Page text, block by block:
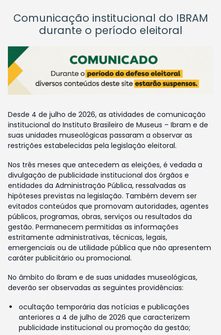
Comunicação institucional do IBRAM
durante o período eleitoral
Desde 4 de julho de 2026, as atividades de comunicação
institucional do Instituto Brasileiro de Museus – Ibram e de
suas unidades museológicas passaram a observar as
restrições estabelecidas pela legislação eleitoral.
Nos três meses que antecedem as eleições, é vedada a
divulgação de publicidade institucional dos órgãos e
entidades da Administração Pública, ressalvadas as
hipóteses previstas na legislação. Também devem ser
evitados conteúdos que promovam autoridades, agentes
públicos, programas, obras, serviços ou resultados da
gestão. Permanecem permitidas as informações
estritamente administrativas, técnicas, legais,
emergenciais ou de utilidade pública que não apresentem
caráter publicitário ou promocional.
No âmbito do Ibram e de suas unidades museológicas,
deverão ser observadas as seguintes providências:
ocultação temporária das notícias e publicações
anteriores a 4 de julho de 2026 que caracterizem
publicidade institucional ou promoção da gestão;